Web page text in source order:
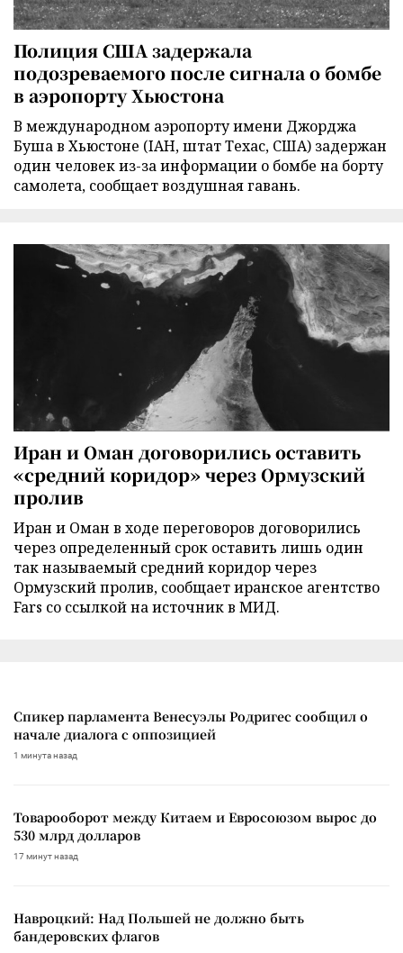
Полиция США задержала
подозреваемого после сигнала о бомбе
в аэропорту Хьюстона
В международном аэропорту имени Джорджа
Буша в Хьюстоне (IAH, штат Техас, США) задержан
один человек из-за информации о бомбе на борту
самолета, сообщает воздушная гавань.
Иран и Оман договорились оставить
«средний коридор» через Ормузский
пролив
Иран и Оман в ходе переговоров договорились
через определенный срок оставить лишь один
так называемый средний коридор через
Ормузский пролив, сообщает иранское агентство
Fars со ссылкой на источник в МИД.
Спикер парламента Венесуэлы Родригес сообщил о
начале диалога с оппозицией
1 минута назад
Товарооборот между Китаем и Евросоюзом вырос до
530 млрд долларов
17 минут назад
Навроцкий: Над Польшей не должно быть
бандеровских флагов